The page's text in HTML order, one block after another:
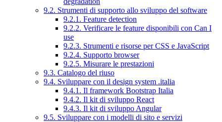
9.2. Strumenti di supporto allo sviluppo del software
9.2.1. Feature detection
9.2.2. Verificare le feature disponibili con Can I
use
9.2.3. Strumenti e risorse per CSS e JavaScript
9.2.4. Supporto browser
9.2.5. Misurare le prestazioni
9.3. Catalogo del riuso
9.4. Sviluppare con il design system .italia
9.4.1. Il framework Bootstrap Italia
9.4.2. Il kit di sviluppo React
9.4.3. Il kit di sviluppo Angular
9.5. Sviluppare con i modelli di sito e servizi